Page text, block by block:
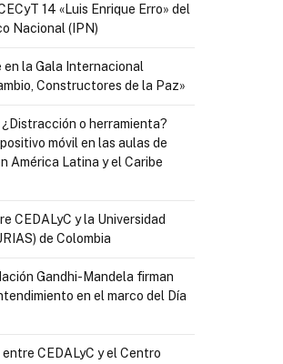
14 «Luis Enrique Erro» del
Nacional (IPN)
en la Gala Internacional
Constructores de la Paz»
o herramienta?
móvil en las aulas de
América Latina y el Caribe
CEDALyC y la Universidad
de Colombia
Gandhi-Mandela firman
en el marco del Día
CEDALyC y el Centro